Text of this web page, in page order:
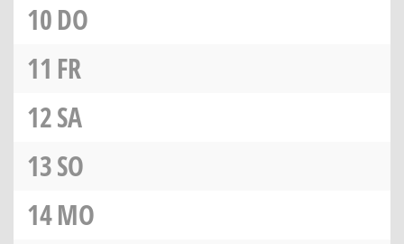
10DO
11 FR
12SA
13SO
14MO